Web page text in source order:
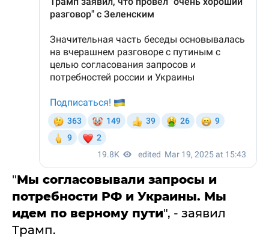
"Мы согласовывали запросы и
потребности РФ и Украины. Мы
идем по верному пути", - заявил
Трамп.